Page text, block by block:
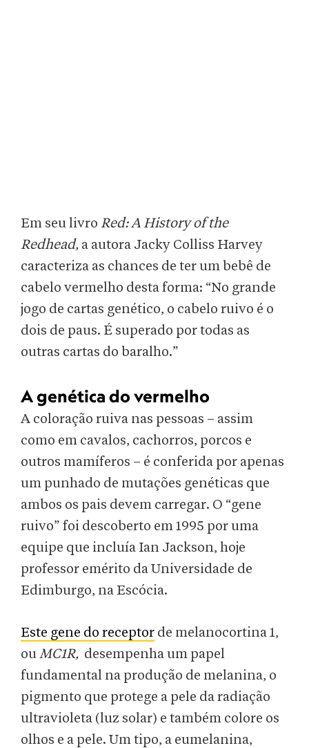
Em seu livro Red: A History of the
Redhead, a autora Jacky Colliss Harvey
caracteriza as chances de ter um bebê de
cabelo vermelho desta forma: “No grande
jogo de cartas genético, o cabelo ruivo é o
dois de paus. É superado por todas as
outras cartas do baralho.”
A genética do vermelho
A coloração ruiva nas pessoas – assim
como em cavalos, cachorros, porcos e
outros mamíferos – é conferida por apenas
um punhado de mutações genéticas que
ambos os pais devem carregar. O “gene
ruivo” foi descoberto em 1995 por uma
equipe que incluía Ian Jackson, hoje
professor emérito da Universidade de
Edimburgo, na Escócia.
Este gene do receptor de melanocortina 1,
ouMC1R, desempenha um papel
fundamental na produção de melanina, o
pigmento que protege a pele da radiação
ultravioleta (luz solar) e também colore os
olhos e a pele. Um tipo, a eumelanina,